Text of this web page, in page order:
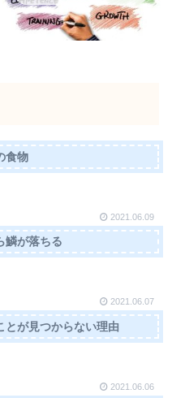
食物
2021.06.09
鱗が落ちる
2021.06.07
とが見つからない理由
2021.06.06